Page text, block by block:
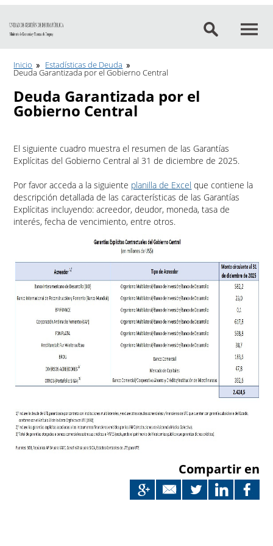
Ir al contenido
Inicio Estadísticas de Deuda
Deuda Garantizada por el Gobierno Central
Deuda Garantizada por el
Gobierno Central
El siguiente cuadro muestra el resumen de las Garantías
Explícitas del Gobierno Central al 31 de diciembre de 2025.
Por favor acceda a la siguiente planilla de Excel que contiene la
descripción detallada de las características de las Garantías
Explícitas incluyendo: acreedor, deudor, moneda, tasa de
interés, fecha de vencimiento, entre otros.
Compartir en